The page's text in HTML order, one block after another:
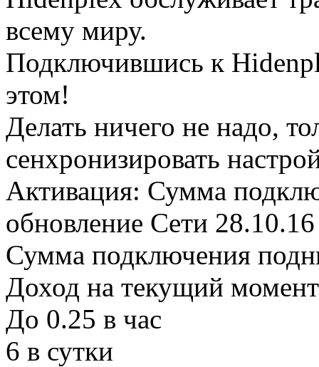
всему миру.
Подключившись к
этом!
Делать ничего не надо,
сенхронизировать
Активация: Сумма
обновление Сети 28.10.16
Сумма подключения
Доход на текущий момент
До 0.25 в час
6 в сутки